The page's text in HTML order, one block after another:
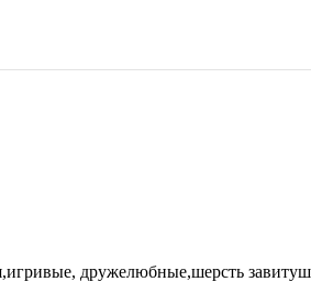
дружелюбные,шерсть